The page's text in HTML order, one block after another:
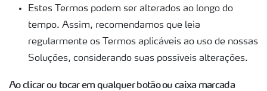
Estes Termos podem ser alterados ao longo do
tempo. Assim, recomendamos que leia
regularmente os Termos aplicáveis ao uso de nossas
Soluções, considerando suas possíveis alterações.
Ao clicar ou tocar em qualquer botão ou caixa marcada